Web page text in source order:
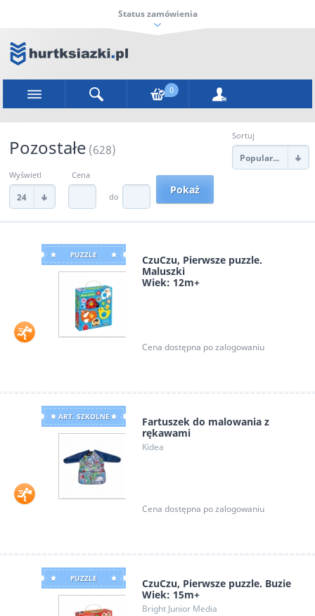
Status zamówienia
0
Pozostałe (628)
Wyświetl
24
Sortuj
Popularności
Cena
do
PUZZLE
CzuCzu, Pierwsze puzzle.
Maluszki
Wiek: 12m+
Cena dostępna po zalogowaniu
ART. SZKOLNE
Fartuszek do malowania z
rękawami
Kidea
Cena dostępna po zalogowaniu
PUZZLE
CzuCzu, Pierwsze puzzle. Buzie
Wiek: 15m+
Bright Junior Media